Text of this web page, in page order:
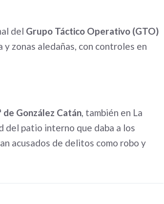
del Grupo Táctico Operativo (GTO)
zonas aledañas, con controles en
González Catán, también en La
del patio interno que daba a los
acusados de delitos como robo y